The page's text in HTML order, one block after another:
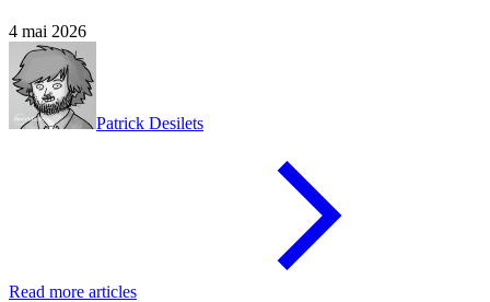
4 mai 2026
Patrick Desilets
Read more articles